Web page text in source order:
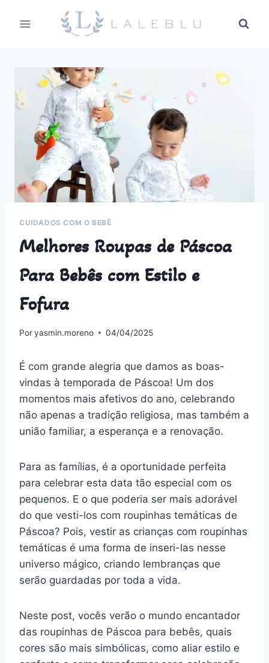
para
CUIDADOS COM O BEBÊ
Melhores Roupas de Páscoa
Para Bebês com Estilo e
Fofura
Poryasmin.moreno 04/04/2025
É com grande alegria que damos as boas-
vindas à temporada de Páscoa! Um dos
momentos mais afetivos do ano, celebrando
não apenas a tradição religiosa, mas também a
união familiar, a esperança e a renovação.
Para as famílias, é a oportunidade perfeita
para celebrar esta data tão especial com os
pequenos. E o que poderia ser mais adorável
do que vesti-los com roupinhas temáticas de
Páscoa? Pois, vestir as crianças com roupinhas
temáticas é uma forma de inseri-las nesse
universo mágico, criando lembranças que
serão guardadas por toda a vida.
Neste post, vocês verão o mundo encantador
das roupinhas de Páscoa para bebês, quais
cores são mais simbólicas, como aliar estilo e